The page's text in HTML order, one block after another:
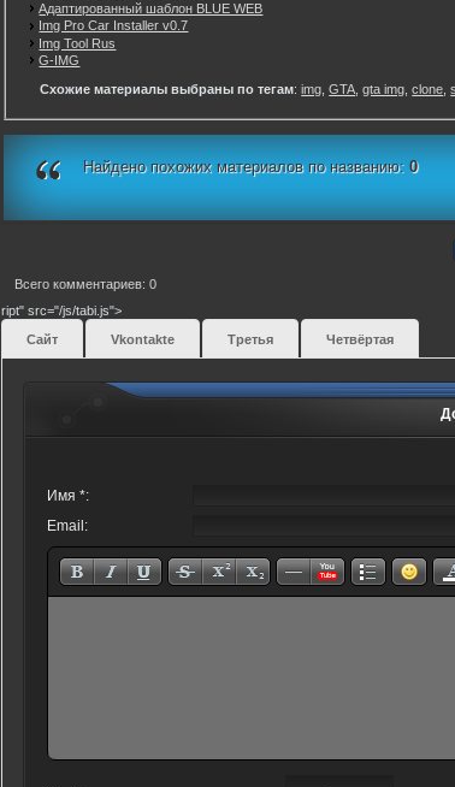
Адаптированный шаблон BLUE WEB
Img Pro Car Installer v0.7
Img Tool Rus
G-IMG
Схожие материалы выбраны по тегам:img ,GTA ,gta img ,clone ,
Найдено похожих материалов по названию: 0
Всего комментариев: 0
ript" src="/js/tabi.js">
Сайт
Vkontakte Третья Четвёртая
Имя *:
Email: